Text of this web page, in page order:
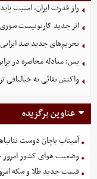
راز قدرت ایران، امنیت
اثر جدید کارتونیست
تحریم‌های جدید ضد ایرانی
یمن: معادله محاصره در
واکنش بقائی به خیالبافی
عناوین برگزیده
آمیتاب باچان دوست
وضعیت هوای کشور امروز جمعه ۱۶
قیمت جدید طلا و سکه امروز ۱۶ مردادماه ۱۴۰۵/